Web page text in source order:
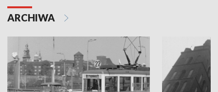
ARCHIWA